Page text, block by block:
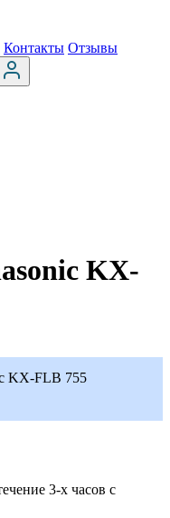
Контакты Отзывы
KX-
KX-FLB 755
3-х часов с